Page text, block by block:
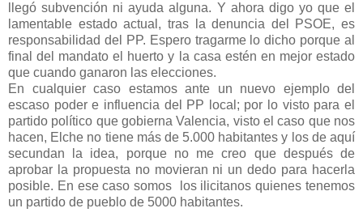
llegó subvención ni ayuda alguna. Y ahora digo yo que el
lamentable estado actual, tras la denuncia del PSOE, es
responsabilidad del PP. Espero tragarme lo dicho porque al
final del mandato el huerto y la casa estén en mejor estado
que cuando ganaron las elecciones.
En cualquier caso estamos ante un nuevo ejemplo del
escaso poder e influencia del PP local; por lo visto para el
partido político que gobierna Valencia, visto el caso que nos
hacen, Elche no tiene más de 5.000 habitantes y los de aquí
secundan la idea, porque no me creo que después de
aprobar la propuesta no movieran ni un dedo para hacerla
posible. En ese caso somos los ilicitanos quienes tenemos
un partido de pueblo de 5000 habitantes.